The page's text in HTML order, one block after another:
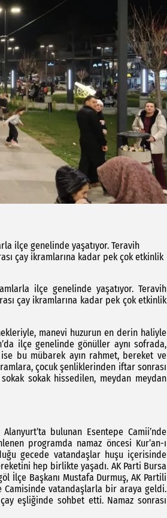
ilçe genelinde yaşatıyor. Teravih
çay ikramlarına kadar pek çok etkinlik
ilçe genelinde yaşatıyor. Teravih
çay ikramlarına kadar pek çok etkinlik
manevi huzurun en derin haliyle
ilçe genelinde gönüller aynı sofrada,
bu mübarek ayın rahmet, bereket ve
çocuk şenliklerinden iftar sonrası
sokak hissedilen, meydan meydan
bulunan Esentepe Camii’nde
programda namaz öncesi Kur’an-ı
gecede vatandaşlar huşu içerisinde
hep birlikte yaşadı. AK Parti Bursa
İlçe Başkanı Mustafa Durmuş, AK Partili
vatandaşlarla bir araya geldi.
eşliğinde sohbet etti. Namaz sonrası